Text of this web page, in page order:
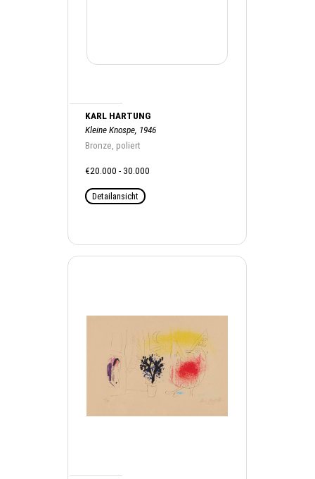
KARL HARTUNG
Kleine Knospe, 1946
Bronze, poliert
€20.000 - 30.000
Detailansicht